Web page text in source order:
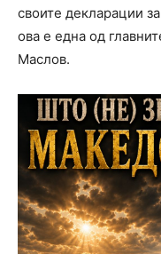
своите декларации
ова е една од
Маслов.